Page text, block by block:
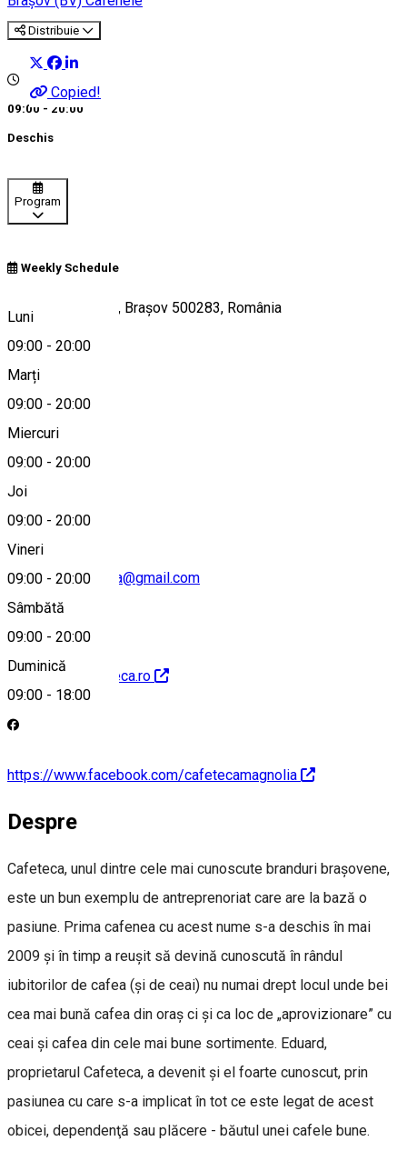
Distribuie
Copied!
09:00 - 20:00
Deschis
Program
Weekly Schedule
Luni
09:00 - 20:00
Marți
09:00 - 20:00
Miercuri
09:00 - 20:00
Joi
09:00 - 20:00
Vineri
09:00 - 20:00
Sâmbătă
09:00 - 20:00
Duminică
09:00 - 18:00
Strada Crișului 18, Brașov 500283, România
Hartă
cafeteca.magnolia@gmail.com
http://www.cafeteca.ro
https://www.facebook.com/cafetecamagnolia
Despre
Cafeteca, unul dintre cele mai cunoscute branduri braşovene,
este un bun exemplu de antreprenoriat care are la bază o
pasiune. Prima cafenea cu acest nume s-a deschis în mai
2009 şi în timp a reuşit să devină cunoscută în rândul
iubitorilor de cafea (şi de ceai) nu numai drept locul unde bei
cea mai bună cafea din oraş ci şi ca loc de „aprovizionare” cu
ceai şi cafea din cele mai bune sortimente. Eduard,
proprietarul Cafeteca, a devenit şi el foarte cunoscut, prin
pasiunea cu care s-a implicat în tot ce este legat de acest
obicei, dependenţă sau plăcere - băutul unei cafele bune.